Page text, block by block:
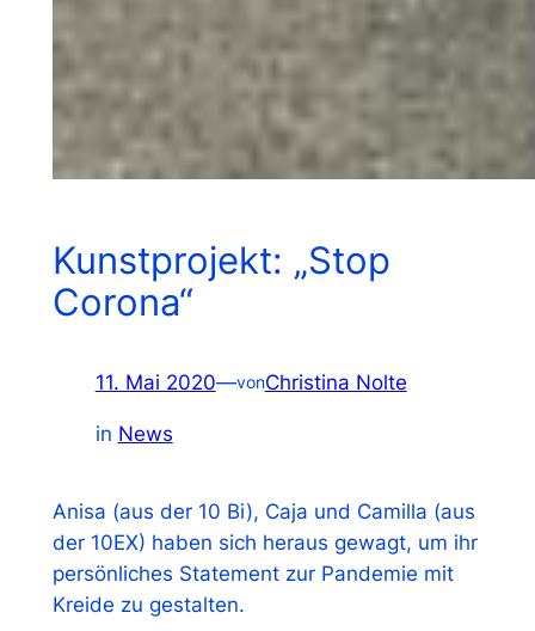
Kunstprojekt: „Stop
Corona“
11. Mai 2020—vonChristina Nolte
in News
Anisa (aus der 10 Bi), Caja und Camilla (aus
der 10EX) haben sich heraus gewagt, um ihr
persönliches Statement zur Pandemie mit
Kreide zu gestalten.